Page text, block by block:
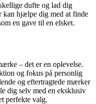
dufte og lad dig
kan hjælpe dig med at finde
en gave til en elsket.
– det er en oplevelse.
og fokus på personlig
og eftertragtede mærker
dig selv med en eksklusiv
perfekte valg.